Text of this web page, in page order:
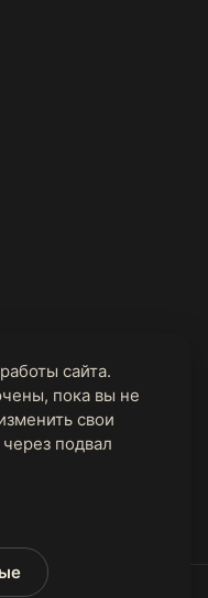
сайта.
пока вы не
свои
подвал